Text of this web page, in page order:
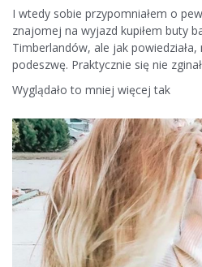
I wtedy sobie przypomniałem o
znajomej na wyjazd kupiłem buty
Timberlandów, ale jak powiedziała,
podeszwę. Praktycznie się nie
Wyglądało to mniej więcej tak